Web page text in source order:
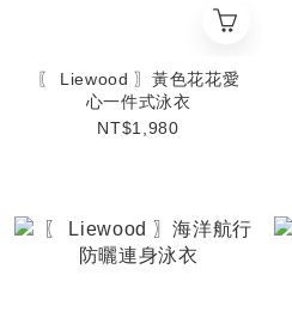
〖 Liewood 〗黃色花花愛
心一件式泳衣
NT$1,980